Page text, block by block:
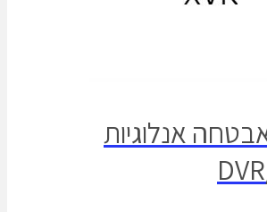
אנלוגיות